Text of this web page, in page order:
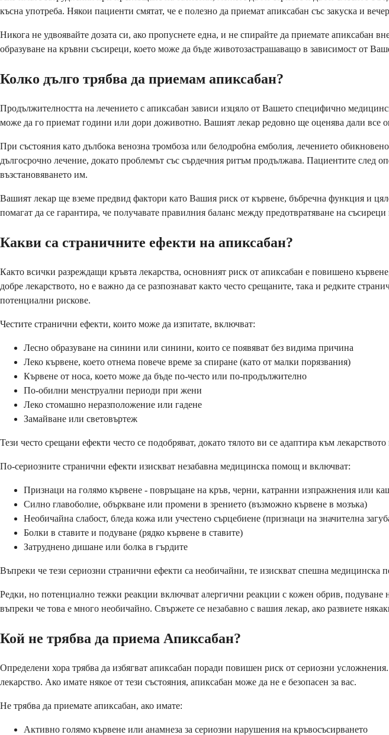
късна употреба. Някои пациенти смятат, че е полезно да приемат апиксабан със закуска и
Никога не удвоявайте дозата си, ако пропуснете една, и не спирайте да приемате апиксабан
образуване на кръвни съсиреци, което може да бъде животозастрашаващо в зависимост от
Колко дълго трябва да приемам апиксабан?
Продължителността на лечението с апиксабан зависи изцяло от Вашето специфично
може да го приемат години или дори доживотно. Вашият лекар редовно ще оценява дали все
При състояния като дълбока венозна тромбоза или белодробна емболия, лечението
дългосрочно лечение, докато проблемът със сърдечния ритъм продължава. Пациентите след
възстановяването им.
Вашият лекар ще вземе предвид фактори като Вашия риск от кървене, бъбречна функция и
помагат да се гарантира, че получавате правилния баланс между предотвратяване на
Какви са страничните ефекти на апиксабан?
Както всички разреждащи кръвта лекарства, основният риск от апиксабан е повишено
добре лекарството, но е важно да се разпознават както често срещаните, така и редките
потенциални рискове.
Честите странични ефекти, които може да изпитате, включват:
Лесно образуване на синини или синини, които се появяват без видима причина
Леко кървене, което отнема повече време за спиране (като от малки порязвания)
Кървене от носа, което може да бъде по-често или по-продължително
По-обилни менструални периоди при жени
Леко стомашно неразположение или гадене
Замайване или световъртеж
Тези често срещани ефекти често се подобряват, докато тялото ви се адаптира към
По-сериозните странични ефекти изискват незабавна медицинска помощ и включват:
Признаци на голямо кървене - повръщане на кръв, черни, катранни изпражнения или
Силно главоболие, объркване или промени в зрението (възможно кървене в мозъка)
Необичайна слабост, бледа кожа или учестено сърцебиене (признаци на значителна
Болки в ставите и подуване (рядко кървене в ставите)
Затруднено дишане или болка в гърдите
Въпреки че тези сериозни странични ефекти са необичайни, те изискват спешна медицинска
Редки, но потенциално тежки реакции включват алергични реакции с кожен обрив,
въпреки че това е много необичайно. Свържете се незабавно с вашия лекар, ако развиете
Кой не трябва да приема Апиксабан?
Определени хора трябва да избягват апиксабан поради повишен риск от сериозни
лекарство. Ако имате някое от тези състояния, апиксабан може да не е безопасен за вас.
Не трябва да приемате апиксабан, ако имате:
Активно голямо кървене или анамнеза за сериозни нарушения на кръвосъсирването